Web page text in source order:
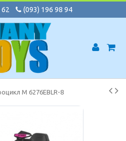
62 (093) 196 98 94
M 6276EBLR-8